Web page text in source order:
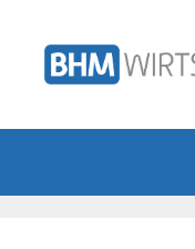
Inhalt
springen